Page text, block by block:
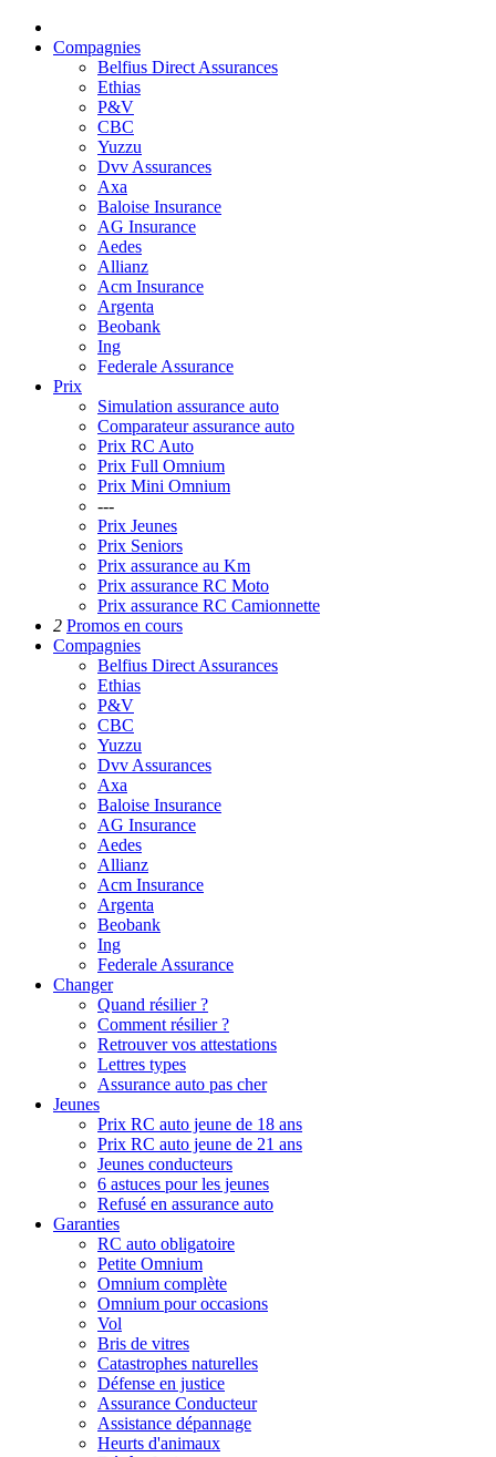
Compagnies
Belfius Direct Assurances
Ethias
P&V
CBC
Yuzzu
Dvv Assurances
Axa
Baloise Insurance
AG Insurance
Aedes
Allianz
Acm Insurance
Argenta
Beobank
Ing
Federale Assurance
Prix
Simulation assurance auto
Comparateur assurance auto
Prix RC Auto
Prix Full Omnium
Prix Mini Omnium
---
Prix Jeunes
Prix Seniors
Prix assurance au Km
Prix assurance RC Moto
Prix assurance RC Camionnette
2 Promos en cours
Compagnies
Belfius Direct Assurances
Ethias
P&V
CBC
Yuzzu
Dvv Assurances
Axa
Baloise Insurance
AG Insurance
Aedes
Allianz
Acm Insurance
Argenta
Beobank
Ing
Federale Assurance
Changer
Quand résilier ?
Comment résilier ?
Retrouver vos attestations
Lettres types
Assurance auto pas cher
Jeunes
Prix RC auto jeune de 18 ans
Prix RC auto jeune de 21 ans
Jeunes conducteurs
6 astuces pour les jeunes
Refusé en assurance auto
Garanties
RC auto obligatoire
Petite Omnium
Omnium complète
Omnium pour occasions
Vol
Bris de vitres
Catastrophes naturelles
Défense en justice
Assurance Conducteur
Assistance dépannage
Heurts d'animaux